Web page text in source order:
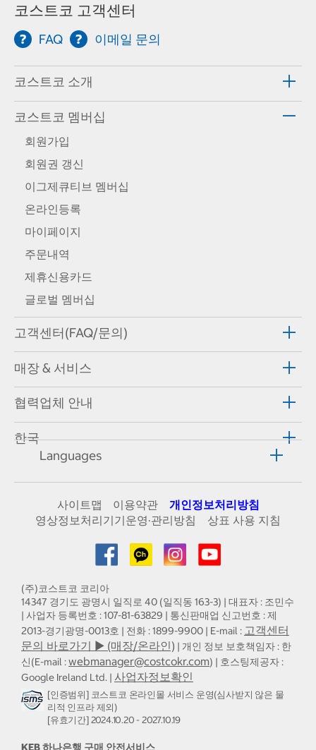
코스트코 고객센터
FAQ 이메일 문의
코스트코 소개
코스트코 멤버십
회원가입
회원권 갱신
이그제큐티브 멤버십
온라인등록
마이페이지
주문내역
제휴신용카드
글로벌 멤버십
고객센터(FAQ/문의)
매장 & 서비스
협력업체 안내
한국
Languages
사이트맵 이용약관
개인정보처리방침
영상정보처리기기운영·관리방침
상표 사용 지침
(주)코스트코 코리아
14347 경기도 광명시 일직로 40 (일직동 163-3) | 대표자 : 조민수
| 사업자 등록번호 : 107-81-63829 | 통신판매업 신고번호 : 제
2013-경기광명-0013호 | 전화 : 1899-9900 | E-mail : 고객센터
문의 바로가기 ▶ (매장/온라인) | 개인 정보 보호책임자 : 한
신(E-mail :webmanager@costcokr.com) | 호스팅제공자 :
Google Ireland Ltd. | 사업자정보확인
[인증범위] 코스트코 온라인몰 서비스 운영(심사받지 않은 물
리적 인프라 제외)
[유효기간] 2024.10.20 - 2027.10.19
KEB 하나은행 구매 안전서비스